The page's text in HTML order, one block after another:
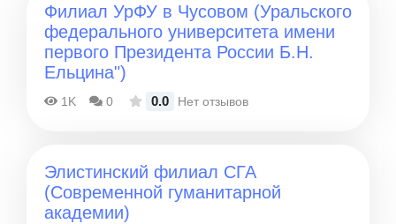
Филиал УрФУ в Чусовом (Уральского
федерального университета имени
первого Президента России Б.Н.
Ельцина")
1K 0 0.0 Нет отзывов
Элистинский филиал СГА
(Современной гуманитарной
академии)